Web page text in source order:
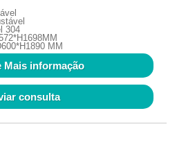
304
MM
Mais informação
consulta